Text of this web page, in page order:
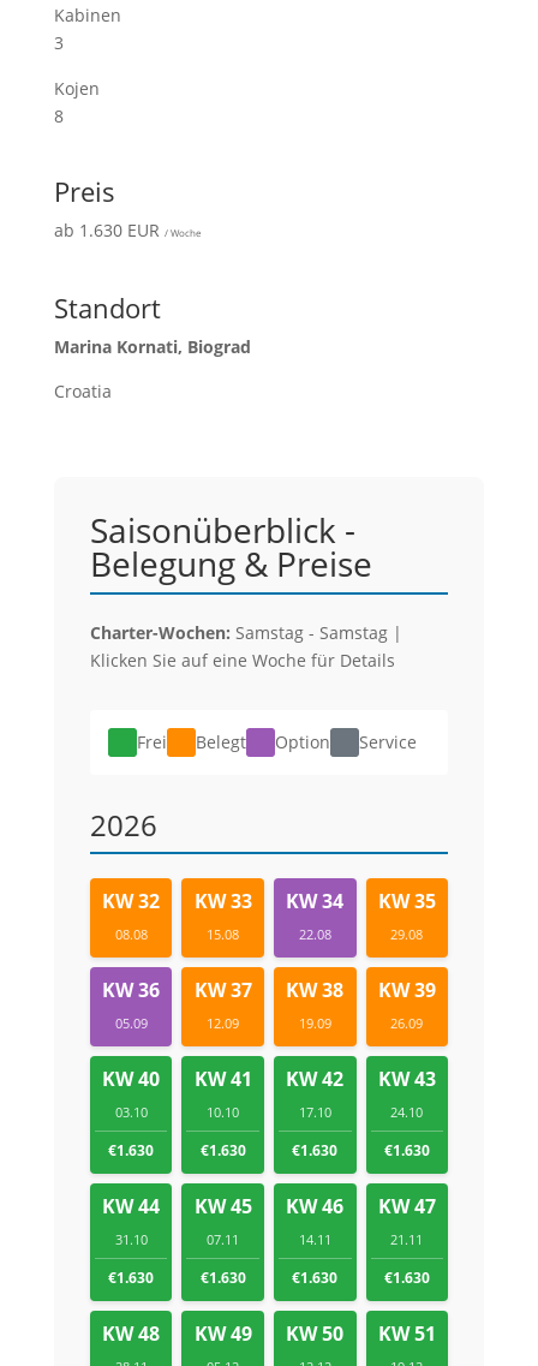
Kabinen
3
Kojen
8
Preis
ab 1.630 EUR / Woche
Standort
Marina Kornati, Biograd
Croatia
Saisonüberblick -
Belegung & Preise
Charter-Wochen: Samstag - Samstag |
Klicken Sie auf eine Woche für Details
Frei Belegt Option Service
2026
KW 32
08.08
KW 33
15.08
KW 34
22.08
KW 35
29.08
KW 36
05.09
KW 37
12.09
KW 38
19.09
KW 39
26.09
KW 40
03.10
€1.630
KW 41
10.10
€1.630
KW 42
17.10
€1.630
KW 43
24.10
€1.630
KW 44
31.10
€1.630
KW 45
07.11
€1.630
KW 46
14.11
€1.630
KW 47
21.11
€1.630
KW 48 KW 49 KW 50 KW 51